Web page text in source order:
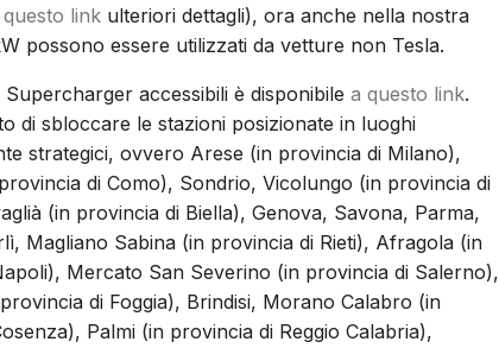
link ulteriori dettagli), ora anche nella nostra
possono essere utilizzati da vetture non Tesla.
Supercharger accessibili è disponibile a questo link.
di sbloccare le stazioni posizionate in luoghi
strategici, ovvero Arese (in provincia di Milano),
di Como), Sondrio, Vicolungo (in provincia di
(in provincia di Biella), Genova, Savona, Parma,
Magliano Sabina (in provincia di Rieti), Afragola (in
Mercato San Severino (in provincia di Salerno),
di Foggia), Brindisi, Morano Calabro (in
Palmi (in provincia di Reggio Calabria),